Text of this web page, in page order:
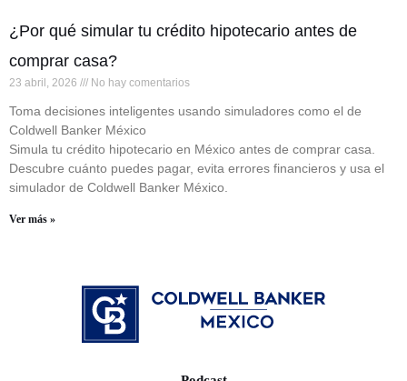
¿Por qué simular tu crédito hipotecario antes de
comprar casa?
23 abril, 2026 No hay comentarios
Toma decisiones inteligentes usando simuladores como el de
Coldwell Banker México
Simula tu crédito hipotecario en México antes de comprar casa.
Descubre cuánto puedes pagar, evita errores financieros y usa el
simulador de Coldwell Banker México.
Ver más »